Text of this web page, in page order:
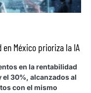
México prioriza la IA
en la rentabilidad
30%, alcanzados al
con el mismo